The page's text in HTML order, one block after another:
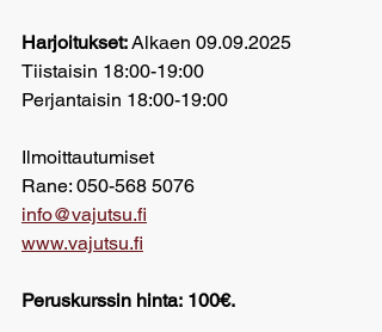
Harjoitukset: Alkaen 09.09.2025
Tiistaisin 18:00-19:00
Perjantaisin 18:00-19:00
Ilmoittautumiset
Rane: 050-568 5076
info@vajutsu.fi
www.vajutsu.fi
Peruskurssin hinta: 100€.